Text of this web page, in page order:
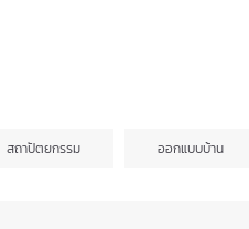
สถาปัตยกรรม ออกแบบบ้าน